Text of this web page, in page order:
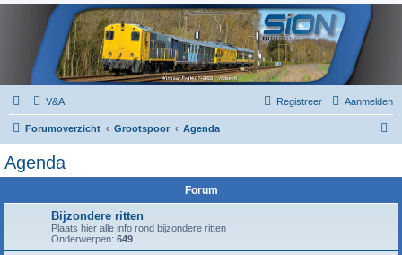
V&A Aanmelden
Registreer
Forumoverzicht Grootspoor Agenda
Agenda
Forum
Bijzondere ritten
Plaats hier alle info rond bijzondere ritten
Onderwerpen: 649